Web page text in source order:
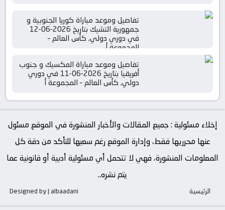
تفاصيل وموعد مباراة كوريا الجنوبية و
جمهورية التشيك بتاريخ 2026-06-12
في دوري دولي, كأس العالم –
المجموعة أ
تفاصيل وموعد مباراة المكسيك و جنوب
أفريقيا بتاريخ 2026-06-11 في دوري
دولي, كأس العالم – المجموعة أ
إخلاء مسئولية : جميع المقالات والأخبار المنشورة في الموقع مسئول
عنها محرريها فقط، وإدارة الموقع رغم سعيها للتأكد من دقة كل
المعلومات المنشورة، فهي لا تتحمل أي مسئولية أدبية أو قانونية عما
يتم نشره..
Designed by | albaadani الرئيسية